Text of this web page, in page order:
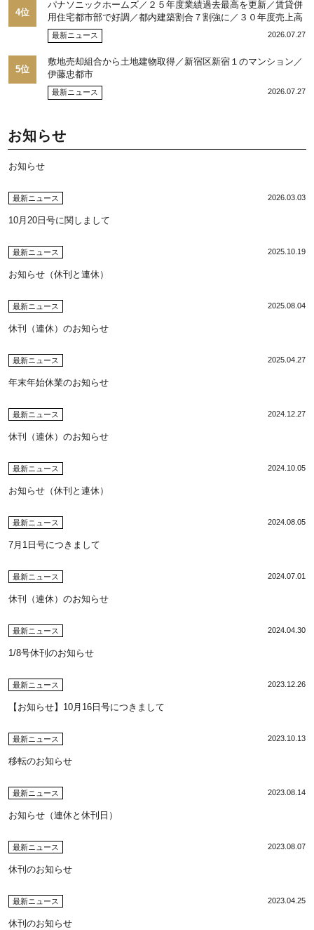
4位
パナソニックホームズ／２５年度業績過去最高を更新／賃貸併
用住宅都市部で好調／都内建築割合７割強に／３０年度売上高
目標５千億円
最新ニュース 2026.07.27
5位
敷地売却組合から土地建物取得／新宿区新宿１のマンション／
伊藤忠都市
最新ニュース 2026.07.27
お知らせ
お知らせ
最新ニュース 2026.03.03
10月20日号に関しまして
最新ニュース 2025.10.19
お知らせ（休刊と連休）
最新ニュース 2025.08.04
休刊（連休）のお知らせ
最新ニュース 2025.04.27
年末年始休業のお知らせ
最新ニュース 2024.12.27
休刊（連休）のお知らせ
最新ニュース 2024.10.05
お知らせ（休刊と連休）
最新ニュース 2024.08.05
7月1日号につきまして
最新ニュース 2024.07.01
休刊（連休）のお知らせ
最新ニュース 2024.04.30
1/8号休刊のお知らせ
最新ニュース 2023.12.26
【お知らせ】10月16日号につきまして
最新ニュース 2023.10.13
移転のお知らせ
最新ニュース 2023.08.14
お知らせ（連休と休刊日）
最新ニュース 2023.08.07
休刊のお知らせ
最新ニュース 2023.04.25
休刊のお知らせ